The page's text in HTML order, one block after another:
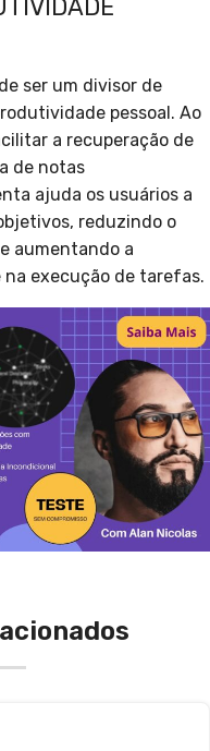
ser um divisor de
pessoal. Ao
a recuperação de
de notas
ajuda os usuários a
reduzindo o
aumentando a
execução de tarefas.